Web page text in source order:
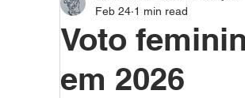
Voto
em 2026
Feb 24 1 min read